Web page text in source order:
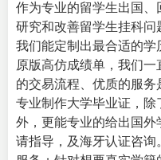
作为专业的留学生出国
研究和改善留学生挂科问
我们能定制出最合适的
原版高仿成绩单，我们
的交易流程、优质的服
专业制作大学毕业证 ，
外，更能专业的给出国外
请指导，及海牙认证咨